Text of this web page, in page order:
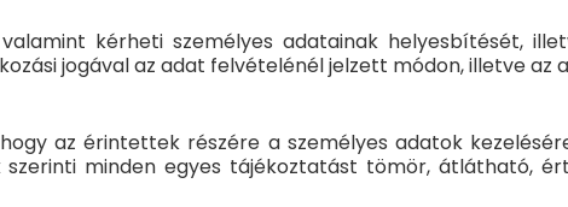
kérheti személyes adatainak helyesbítését,
jogával az adat felvételénél jelzett módon, illetve az
az érintettek részére a személyes adatok kezelésére
minden egyes tájékoztatást tömör, átlátható,